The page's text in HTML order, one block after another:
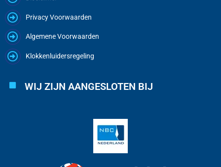
Privacy Voorwaarden
Algemene Voorwaarden
Klokkenluidersregeling
WIJ ZIJN AANGESLOTEN BIJ